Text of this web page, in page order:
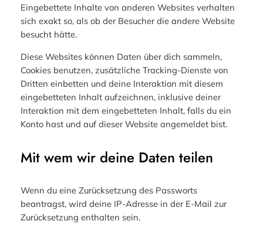
Eingebettete Inhalte von anderen Websites verhalten
sich exakt so, als ob der Besucher die andere Website
besucht hätte.
Diese Websites können Daten über dich sammeln,
Cookies benutzen, zusätzliche Tracking-Dienste von
Dritten einbetten und deine Interaktion mit diesem
eingebetteten Inhalt aufzeichnen, inklusive deiner
Interaktion mit dem eingebetteten Inhalt, falls du ein
Konto hast und auf dieser Website angemeldet bist.
Mit wem wir deine Daten teilen
Wenn du eine Zurücksetzung des Passworts
beantragst, wird deine IP-Adresse in der E-Mail zur
Zurücksetzung enthalten sein.